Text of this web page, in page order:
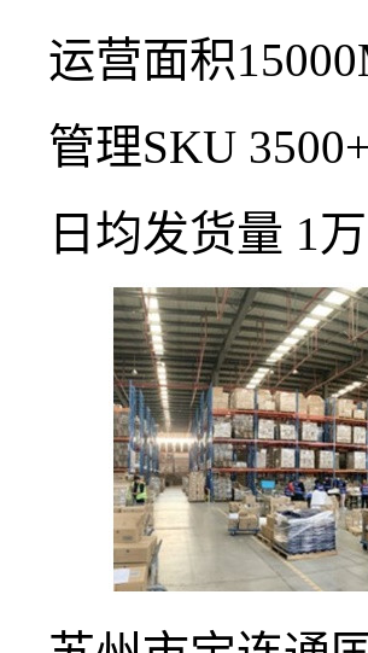
运营面积
管理SKU
日均发货量 1